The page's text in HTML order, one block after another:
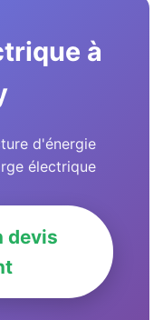
à
d'énergie
électrique
devis